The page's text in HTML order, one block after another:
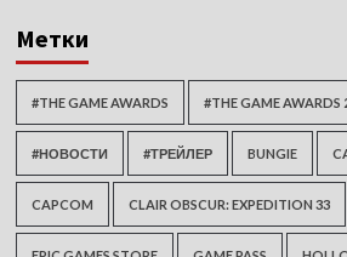
Метки
#THE GAME AWARDS #THE GAME AWARDS
#НОВОСТИ #ТРЕЙЛЕР BUNGIE
CAPCOM CLAIR OBSCUR: EXPEDITION 33